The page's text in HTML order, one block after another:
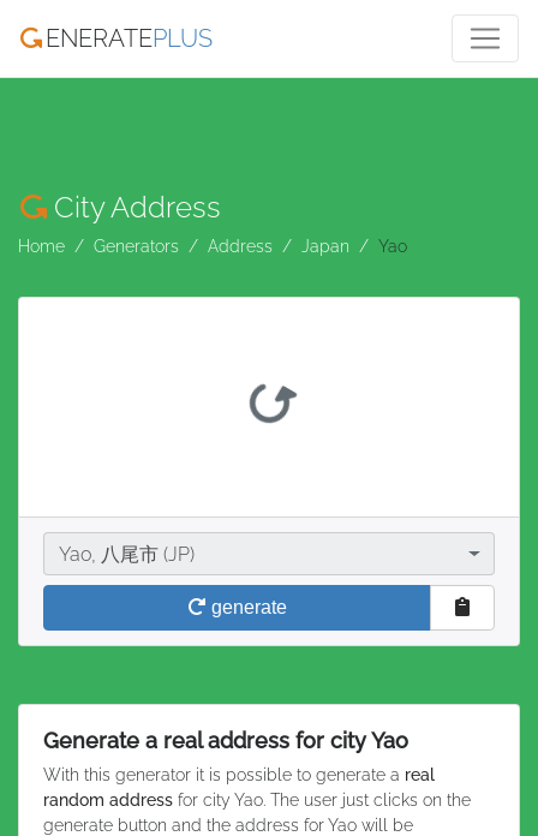
ENERATEPLUS
City Address
Home Generators Address Japan Yao
City
Yao, 八尾市 (JP)
generate
Generate a real address for city Yao
With this generator it is possible to generate a real
random address for city Yao. The user just clicks on the
generate button and the address for Yao will be